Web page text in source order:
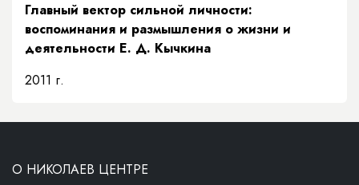
Главный вектор сильной личности:
воспоминания и размышления о жизни и
деятельности Е. Д. Кычкина
2011 г.
О НИКОЛАЕВ ЦЕНТРЕ